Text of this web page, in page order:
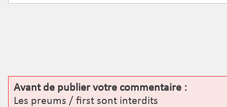
Avant de publier votre commentaire :
Les preums / first sont interdits